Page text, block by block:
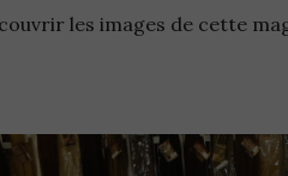
les images de cette